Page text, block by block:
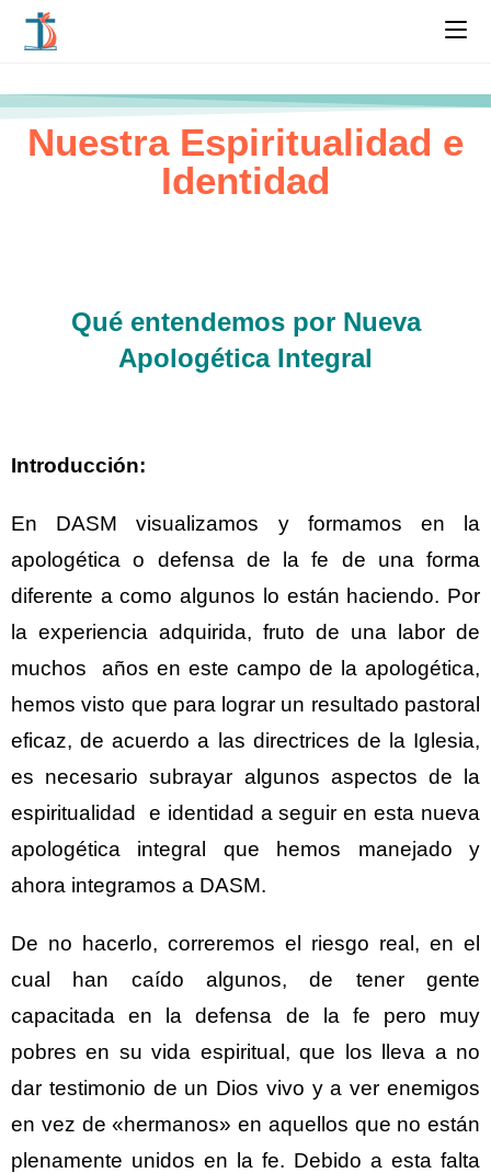
Nuestra Espiritualidad e
Identidad
Qué entendemos por Nueva
Apologética Integral
Introducción:
En DASM visualizamos y formamos en la
apologética o defensa de la fe de una forma
diferente a como algunos lo están haciendo. Por
la experiencia adquirida, fruto de una labor de
muchos años en este campo de la apologética,
hemos visto que para lograr un resultado pastoral
eficaz, de acuerdo a las directrices de la Iglesia,
es necesario subrayar algunos aspectos de la
espiritualidad e identidad a seguir en esta nueva
apologética integral que hemos manejado y
ahora integramos a DASM.
De no hacerlo, correremos el riesgo real, en el
cual han caído algunos, de tener gente
capacitada en la defensa de la fe pero muy
pobres en su vida espiritual, que los lleva a no
dar testimonio de un Dios vivo y a ver enemigos
en vez de «hermanos» en aquellos que no están
plenamente unidos en la fe. Debido a esta falta